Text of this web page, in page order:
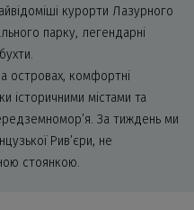
курорти Лазурного
парку, легендарні
островах, комфортні
історичними містами та
За тиждень ми
Рив’єри, не
стоянкою.